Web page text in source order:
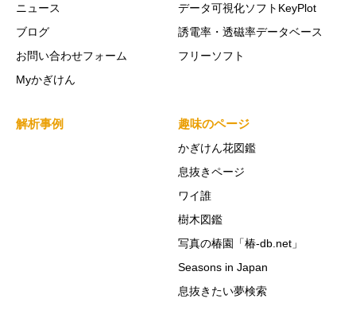
ニュース
ブログ
お問い合わせフォーム
Myかぎけん
データ可視化ソフトKeyPlot
誘電率・透磁率データベース
フリーソフト
解析事例 趣味のページ
かぎけん花図鑑
息抜きページ
ワイ誰
樹木図鑑
写真の椿園「椿-db.net」
Seasons in Japan
息抜きたい夢検索